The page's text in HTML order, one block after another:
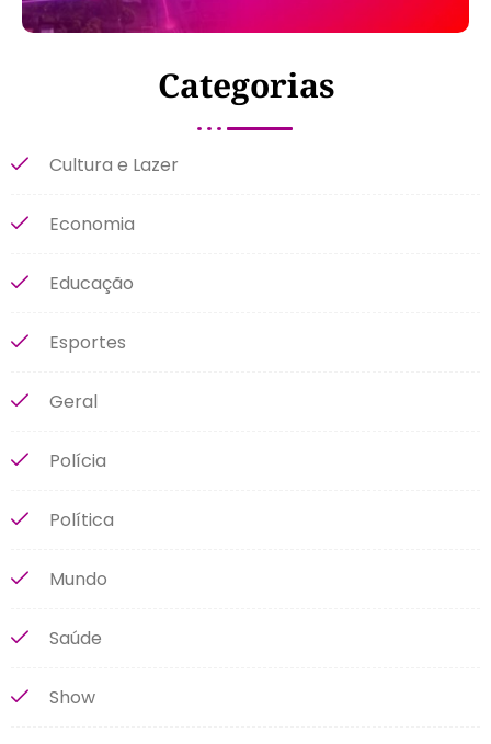
Categorias
Cultura e Lazer
Economia
Educação
Esportes
Geral
Polícia
Política
Mundo
Saúde
Show